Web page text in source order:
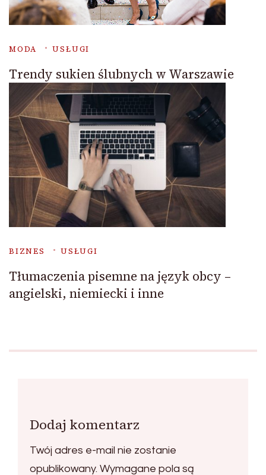
MODA USŁUGI
Trendy sukien ślubnych w Warszawie
BIZNES USŁUGI
Tłumaczenia pisemne na język obcy –
angielski, niemiecki i inne
Dodaj komentarz
Twój adres e-mail nie zostanie
opublikowany. Wymagane pola są